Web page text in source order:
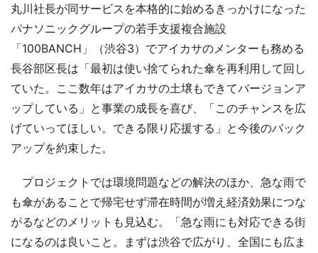
丸川社長が同サービスを本格的に始めるきっかけになった
パナソニックグループの若手支援複合施設
「100BANCH」（渋谷3）でアイカサのメンターも務める
長谷部区長は「最初は使い捨てられた傘を再利用して回し
ていた。ここ数年はアイカサの土壌もできてバージョンア
ップしている」と事業の成長を喜び、「このチャンスを広
げていってほしい。できる限り応援する」と今後のバック
アップを約束した。
プロジェクトでは環境問題などの解決のほか、急な雨で
も傘があることで帰宅せず滞在時間が増え経済効果につな
がるなどのメリットも見込む。「急な雨にも対応できる街
になるのは良いこと。まずは渋谷で広がり、全国にも広ま